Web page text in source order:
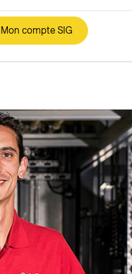
rétribution
Mon compte SIG